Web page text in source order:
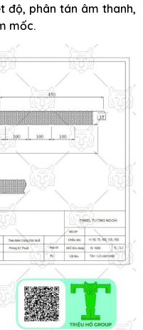
độ, phân tán âm thanh,
mốc.